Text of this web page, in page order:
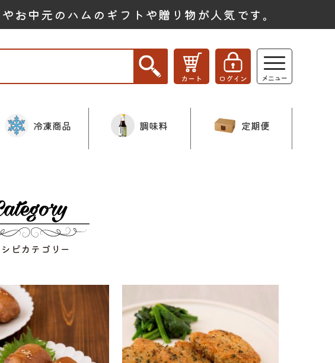
お中元のハムのギフトや贈り物が人気です。
こま切れ
・ひき肉
味付け肉
・ホルモン
菜・レトルト
冷凍商品 調味料 定期便
ピカテゴリー